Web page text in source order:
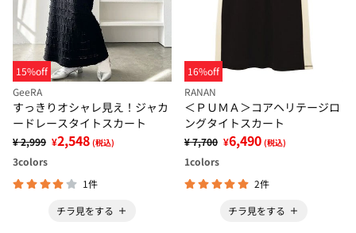
15%off
GeeRA
すっきりオシャレ見え！ジャカ
ードレースタイトスカート
¥ 2,999 ¥2,548 (税込)
3colors
1件
チラ見をする
16%off
RANAN
＜ＰＵＭＡ＞コアヘリテージロ
ングタイトスカート
¥ 7,700 ¥6,490 (税込)
1colors
2件
チラ見をする